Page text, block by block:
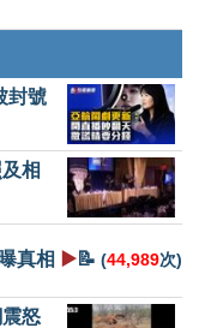
封號
相
真相 ▶️📝 (44,989次)
怒